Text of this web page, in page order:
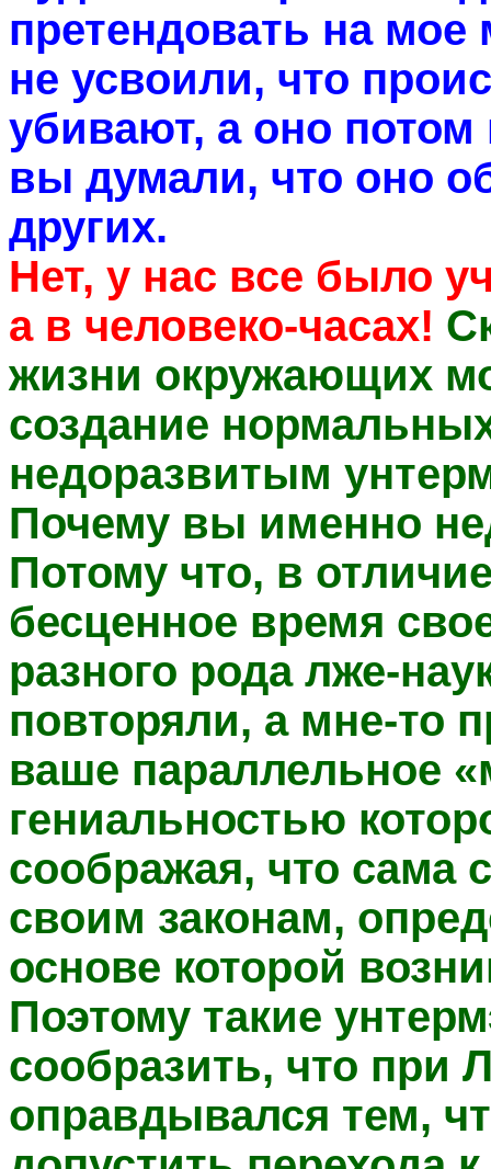
претендовать на мое
не усвоили, что
убивают, а оно потом
вы думали, что оно
других.
Нет, у нас все было
а в человеко-часах!
жизни окружающих
создание
недоразвитым
Почему вы именно
Потому что, в
бесценное время
разного рода лже-
повторяли, а мне-то
ваше параллельное
гениальностью
соображая, что сама
своим законам,
основе которой
Поэтому такие
сообразить, что при
оправдывался тем,